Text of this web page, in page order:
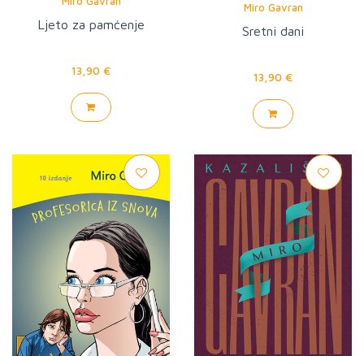
Ljeto za pamćenje
13,90 €
Miro Gavran
Sretni dani
13,90 €